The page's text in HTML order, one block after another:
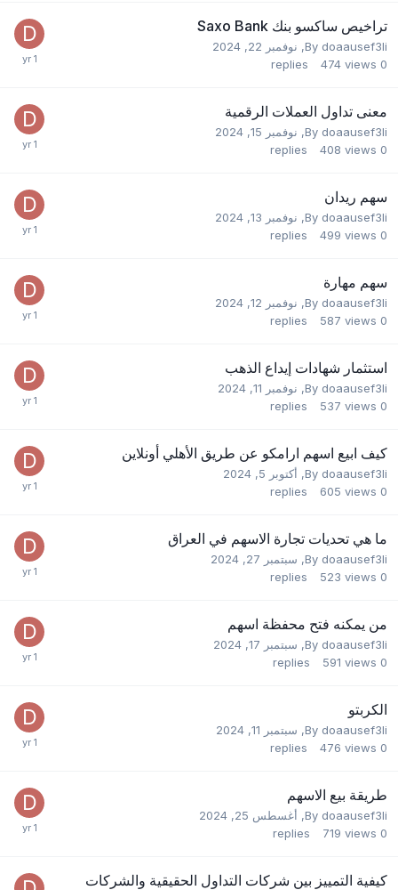
تراخيص ساكسو بنك Saxo Bank
By doaausef3li
, نوفمبر 22, 2024
0
replies 474 views
معنى تداول العملات الرقمية
By doaausef3li
, نوفمبر 15, 2024
0
replies 408 views
سهم ريدان
By doaausef3li
, نوفمبر 13, 2024
0
replies 499 views
سهم مهارة
By doaausef3li
, نوفمبر 12, 2024
0
replies 587 views
استثمار شهادات إيداع الذهب
By doaausef3li
, نوفمبر 11, 2024
0
replies 537 views
كيف ابيع اسهم ارامكو عن طريق الأهلي أونلاين
By doaausef3li
, أكتوبر 5, 2024
0
replies 605 views
ما هي تحديات تجارة الاسهم في العراق
By doaausef3li
, سبتمبر 27, 2024
0
replies 523 views
من يمكنه فتح محفظة اسهم
By doaausef3li
, سبتمبر 17, 2024
0
replies 591 views
الكربتو
By doaausef3li
, سبتمبر 11, 2024
0
replies 476 views
طريقة بيع الاسهم
By doaausef3li
, أغسطس 25, 2024
0
replies 719 views
كيفية التمييز بين شركات التداول الحقيقية والشركات